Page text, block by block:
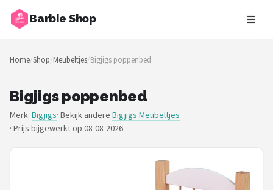
Barbie Shop
Zoeken
NAVIGATIE
Merken
Blog
Home/Shop/Meubeltjes/Bigjigs poppenbed
Bigjigs poppenbed
Merk: Bigjigs· Bekijk andere Bigjigs Meubeltjes
· Prijs bijgewerkt op 08-08-2026